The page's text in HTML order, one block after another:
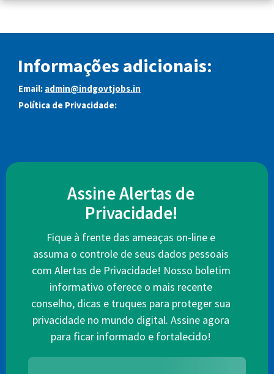
Informações adicionais:
Email: admin@indgovtjobs.in
Política de Privacidade:
Assine Alertas de
Privacidade!
Fique à frente das ameaças on-line e
assuma o controle de seus dados pessoais
com Alertas de Privacidade! Nosso boletim
informativo oferece o mais recente
conselho, dicas e truques para proteger sua
privacidade no mundo digital. Assine agora
para ficar informado e fortalecido!